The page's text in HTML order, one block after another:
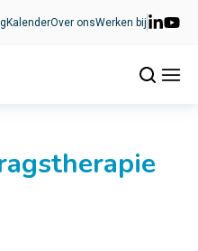
KalenderOver onsWerken bij